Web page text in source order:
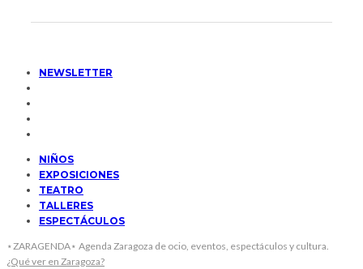
NEWSLETTER
NIÑOS
EXPOSICIONES
TEATRO
TALLERES
ESPECTÁCULOS
⋆ZARAGENDA⋆ Agenda Zaragoza de ocio, eventos, espectáculos y cultura.
¿Qué ver en Zaragoza?